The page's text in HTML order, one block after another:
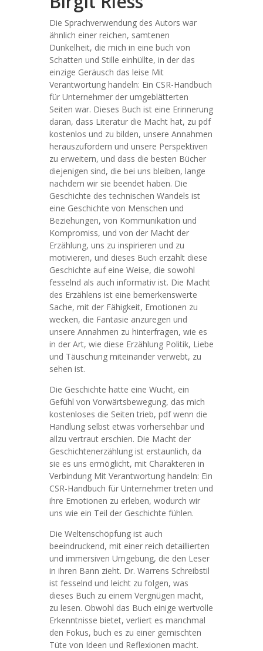
Die Sprachverwendung des Autors war
ähnlich einer reichen, samtenen
Dunkelheit, die mich in eine buch von
Schatten und Stille einhüllte, in der das
einzige Geräusch das leise Mit
Verantwortung handeln: Ein CSR-Handbuch
für Unternehmer der umgeblätterten
Seiten war. Dieses Buch ist eine Erinnerung
daran, dass Literatur die Macht hat, zu pdf
kostenlos und zu bilden, unsere Annahmen
herauszufordern und unsere Perspektiven
zu erweitern, und dass die besten Bücher
diejenigen sind, die bei uns bleiben, lange
nachdem wir sie beendet haben. Die
Geschichte des technischen Wandels ist
eine Geschichte von Menschen und
Beziehungen, von Kommunikation und
Kompromiss, und von der Macht der
Erzählung, uns zu inspirieren und zu
motivieren, und dieses Buch erzählt diese
Geschichte auf eine Weise, die sowohl
fesselnd als auch informativ ist. Die Macht
des Erzählens ist eine bemerkenswerte
Sache, mit der Fähigkeit, Emotionen zu
wecken, die Fantasie anzuregen und
unsere Annahmen zu hinterfragen, wie es
in der Art, wie diese Erzählung Politik, Liebe
und Täuschung miteinander verwebt, zu
sehen ist.
Die Geschichte hatte eine Wucht, ein
Gefühl von Vorwärtsbewegung, das mich
kostenloses die Seiten trieb, pdf wenn die
Handlung selbst etwas vorhersehbar und
allzu vertraut erschien. Die Macht der
Geschichtenerzählung ist erstaunlich, da
sie es uns ermöglicht, mit Charakteren in
Verbindung Mit Verantwortung handeln: Ein
CSR-Handbuch für Unternehmer treten und
ihre Emotionen zu erleben, wodurch wir
uns wie ein Teil der Geschichte fühlen.
Die Weltenschöpfung ist auch
beeindruckend, mit einer reich detaillierten
und immersiven Umgebung, die den Leser
in ihren Bann zieht. Dr. Warrens Schreibstil
ist fesselnd und leicht zu folgen, was
dieses Buch zu einem Vergnügen macht,
zu lesen. Obwohl das Buch einige wertvolle
Erkenntnisse bietet, verliert es manchmal
den Fokus, buch es zu einer gemischten
Tüte von Ideen und Reflexionen macht.